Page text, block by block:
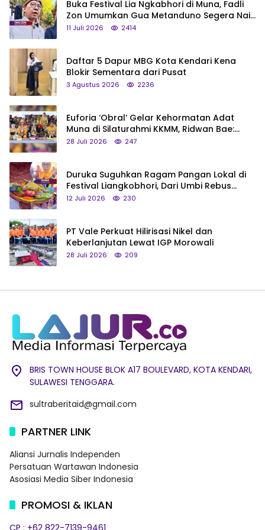
Buka Festival Lia Ngkabhori di Muna, Fadli
Zon Umumkan Gua Metanduno Segera Naik
Status Jadi Cagar Budaya Nasional
11 Juli 2026 2414
Daftar 5 Dapur MBG Kota Kendari Kena
Blokir Sementara dari Pusat
3 Agustus 2026 2236
Euforia ‘Obral’ Gelar Kehormatan Adat
Muna di Silaturahmi KKMM, Ridwan Bae:
Saya Bukan Tipe Begitu, Belum Pantas!
28 Juli 2026 247
Duruka Suguhkan Ragam Pangan Lokal di
Festival Liangkobhori, Dari Umbi Rebus
hingga Tumpeng Beras Muna
12 Juli 2026 230
PT Vale Perkuat Hilirisasi Nikel dan
Keberlanjutan Lewat IGP Morowali
28 Juli 2026 209
BRIS TOWN HOUSE BLOK A17 BOULEVARD, KOTA KENDARI,
SULAWESI TENGGARA.
sultraberitaid@gmail.com
PARTNER LINK
Aliansi Jurnalis Independen
Persatuan Wartawan Indonesia
Asosiasi Media Siber Indonesia
PROMOSI & IKLAN